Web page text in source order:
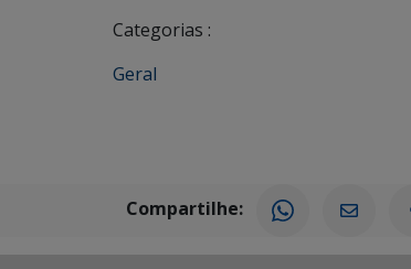
Categorias :
Geral
Compartilhe: